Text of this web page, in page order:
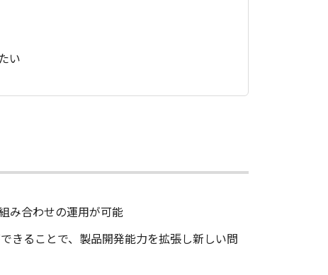
い
み合わせの運用が可能
きることで、製品開発能力を拡張し新しい問